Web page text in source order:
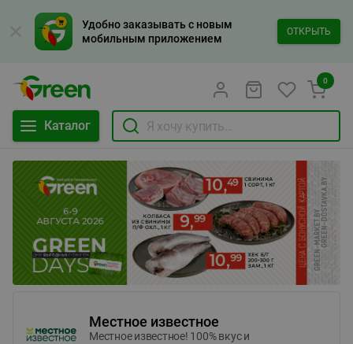
Удобно заказывать с новым
мобильным приложением
ОТКРЫТЬ
Каталог
0
Местное известное
Местное известное! 100% вкус и